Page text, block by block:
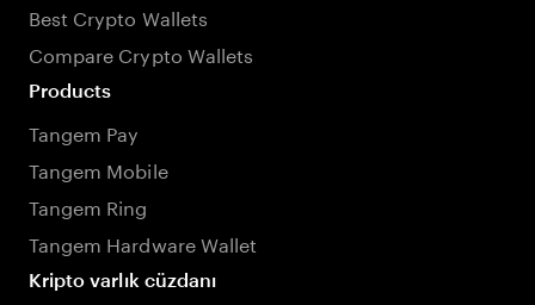
Best Crypto Wallets
Compare Crypto Wallets
Products
Tangem Pay
Tangem Mobile
Tangem Ring
Tangem Hardware Wallet
Kripto varlık cüzdanı